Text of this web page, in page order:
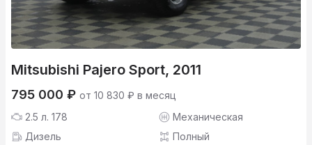
Mitsubishi Pajero Sport, 2011
795 000 ₽ от 10 830 ₽ в месяц
2.5 л. 178
Механическая
Дизель
Полный